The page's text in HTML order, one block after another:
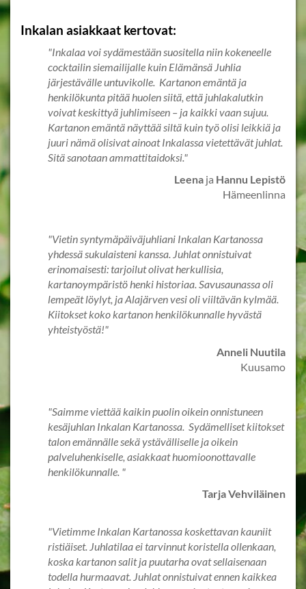
Inkalan asiakkaat kertovat:
"Inkalaa voi sydämestään suositella niin kokeneelle
cocktailin siemailijalle kuin Elämänsä Juhlia
järjestävälle untuvikolle. Kartanon emäntä ja
henkilökunta pitää huolen siitä, että juhlakalutkin
voivat keskittyä juhlimiseen – ja kaikki vaan sujuu.
Kartanon emäntä näyttää siltä kuin työ olisi leikkiä ja
juuri nämä olisivat ainoat Inkalassa vietettävät juhlat.
Sitä sanotaan ammattitaidoksi."
Leena ja Hannu Lepistö
Hämeenlinna
"Vietin syntymäpäiväjuhliani Inkalan Kartanossa
yhdessä sukulaisteni kanssa. Juhlat onnistuivat
erinomaisesti: tarjoilut olivat herkullisia,
kartanoympäristö henki historiaa. Savusaunassa oli
lempeät löylyt, ja Alajärven vesi oli viiltävän kylmää.
Kiitokset koko kartanon henkilökunnalle hyvästä
yhteistyöstä!"
Anneli Nuutila
Kuusamo
"Saimme viettää kaikin puolin oikein onnistuneen
kesäjuhlan Inkalan Kartanossa. Sydämelliset kiitokset
talon emännälle sekä ystävälliselle ja oikein
palveluhenkiselle, asiakkaat huomioonottavalle
henkilökunnalle. "
Tarja Vehviläinen
"Vietimme Inkalan Kartanossa koskettavan kauniit
ristiäiset. Juhlatilaa ei tarvinnut koristella ollenkaan,
koska kartanon salit ja puutarha ovat sellaisenaan
todella hurmaavat. Juhlat onnistuivat ennen kaikkea